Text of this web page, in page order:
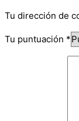
Tu dirección de
Tu puntuación *